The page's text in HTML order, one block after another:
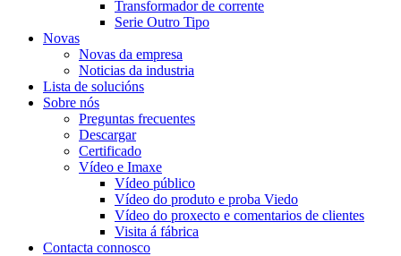
Transformador de corrente
Serie Outro Tipo
Novas
Novas da empresa
Noticias da industria
Lista de solucións
Sobre nós
Preguntas frecuentes
Descargar
Certificado
Vídeo e Imaxe
Vídeo público
Vídeo do produto e proba Viedo
Vídeo do proxecto e comentarios de clientes
Visita á fábrica
Contacta connosco